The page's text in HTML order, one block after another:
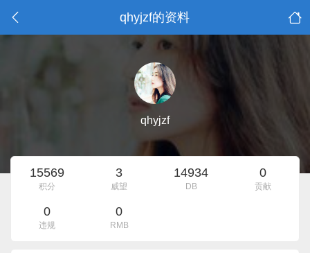
qhyjzf的资料
qhyjzf
15569
积分
3
威望
14934
DB
0
贡献
0
违规
0
RMB